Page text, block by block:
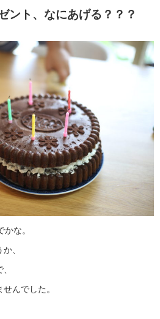
ント、なにあげる？？？
な。
、
んでした。